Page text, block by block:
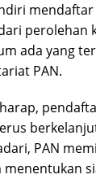
perolehan
ada yang
PAN.
PAN